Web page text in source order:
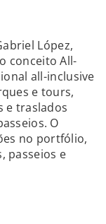
López,
conceito All-
all-inclusive
e tours,
e traslados
O
no portfólio,
passeios e